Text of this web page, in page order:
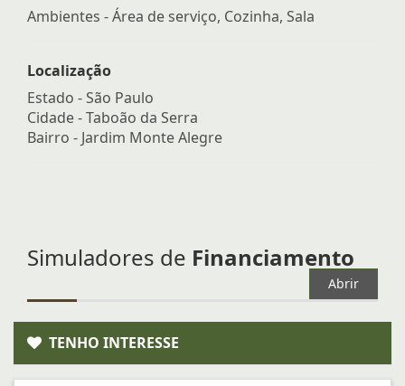
Ambientes - Área de serviço, Cozinha, Sala
Localização
Estado -São Paulo
Cidade -Taboão da Serra
Bairro - Jardim Monte Alegre
Simuladores de Financiamento
Abrir
TENHO INTERESSE